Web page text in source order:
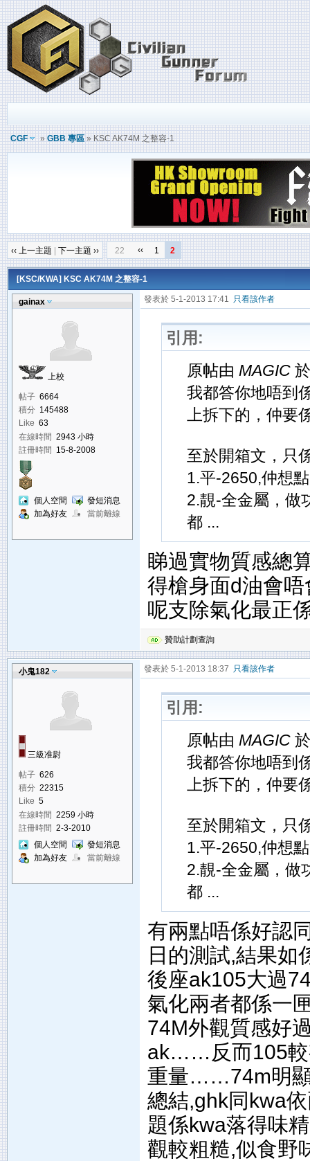
CGF »GBB 專區» KSC AK74M 之整容-1
‹‹ 上一主題 下一主題 ›› 22 ‹‹ 1 2
[KSC/KWA] KSC AK74M 之整容-1
gainax
上校
帖子 6664
積分 145488
Like 63
在線時間 2943 小時
註冊時間 15-8-2008
個人空間
發短消息
加為好友
當前離線
發表於 5-1-2013 17:41 只看該作者
引用:
原帖由 MAGIC
我都答你地唔到
上拆下的，仲要
至於開箱文，只
1.平-2650,仲想
2.靚-全金屬，做
都 ...
睇過實物質感總
得槍身面d油會
呢支除氣化最正
贊助計劃查詢
小鬼182
三級准尉
帖子 626
積分 22315
Like 5
在線時間 2259 小時
註冊時間 2-3-2010
個人空間
發短消息
加為好友
當前離線
發表於 5-1-2013 18:37 只看該作者
引用:
原帖由 MAGIC
我都答你地唔到
上拆下的，仲要
至於開箱文，只
1.平-2650,仲想
2.靚-全金屬，做
都 ...
有兩點唔係好認
日的測試,結果如
後座ak105大過
氣化兩者都係一
74M外觀質感好
ak……反而105
重量……74m
總結,ghk同kwa
題係kwa落得味
觀較粗糙,似食野